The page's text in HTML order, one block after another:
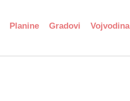
Planine Gradovi Vojvodina